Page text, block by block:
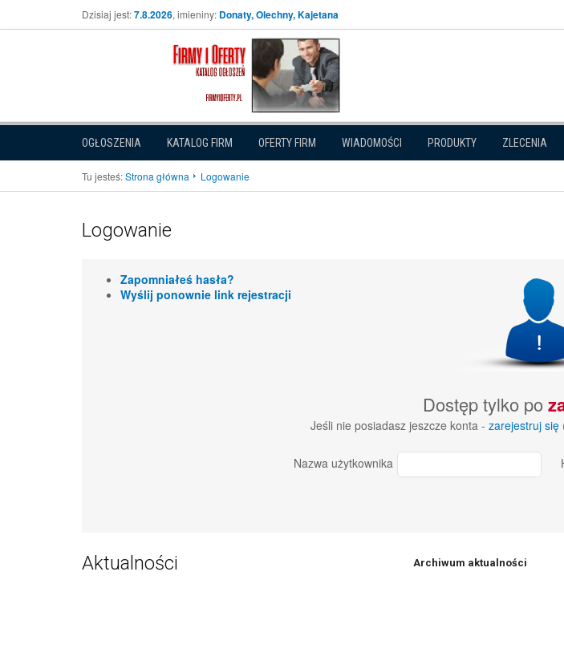
Dzisiaj jest:7.8.2026, imieniny: Donaty, Olechny, Kajetana
OGŁOSZENIA KATALOG FIRM OFERTY FIRM WIADOMOŚCI PRODUKTY ZLECENIA
Tu jesteś:Strona główna Logowanie
Logowanie
Dostęp tylko po
Jeśli nie posiadasz jeszcze konta - zarejestruj się
Nazwa użytkownika
Zapomniałeś hasła?
Wyślij ponownie link rejestracji
Aktualności Archiwum aktualności